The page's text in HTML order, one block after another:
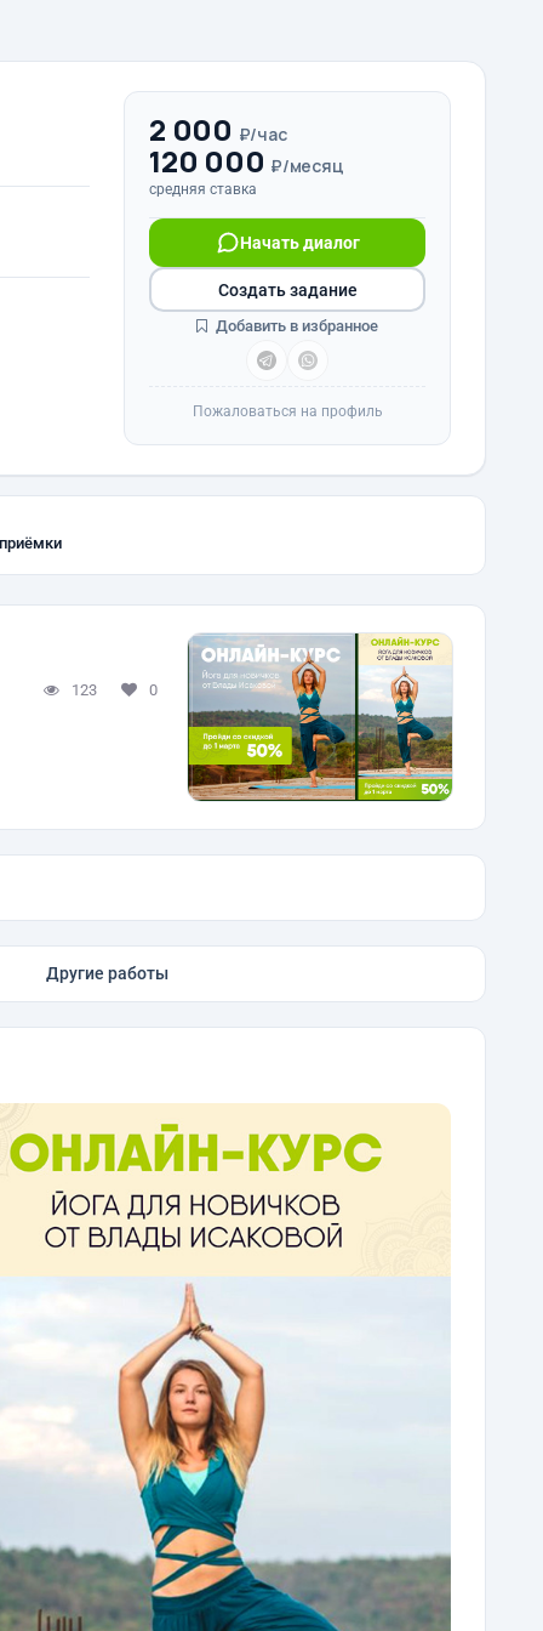
2 000 ₽/час
120 000 ₽/месяц
средняя ставка
Начать диалог
Создать задание
Добавить в избранное
Пожаловаться на профиль
123 0
Другие работы